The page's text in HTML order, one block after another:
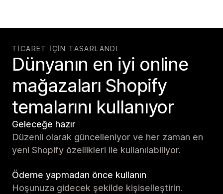
TICARET IÇIN TASARLANDI
Dünyanın en iyi online
mağazaları Shopify
temalarını kullanıyor
Geleceğe hazır
Düzenli olarak güncelleniyor ve her zaman en
yeni Shopify özellikleri ile kullanılabiliyor.
Ödeme yapmadan önce kullanın
Hoşunuza gidecek şekilde kişiselleştirin.